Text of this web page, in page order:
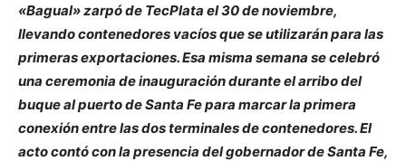
«Bagual» zarpó de TecPlata el 30 de noviembre,
llevando contenedores vacíos que se utilizarán para las
primeras exportaciones. Esa misma semana se celebró
una ceremonia de inauguración durante el arribo del
buque al puerto de Santa Fe para marcar la primera
conexión entre las dos terminales de contenedores. El
acto contó con la presencia del gobernador de Santa Fe,